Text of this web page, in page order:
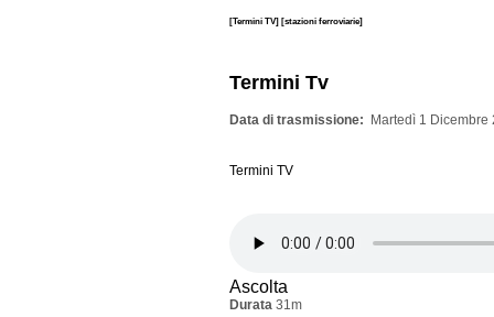
[Termini TV] [stazioni ferroviarie]
Termini Tv
Data di trasmissione Martedì 1 Dicembre
Termini TV
Ascolta
Durata 31m